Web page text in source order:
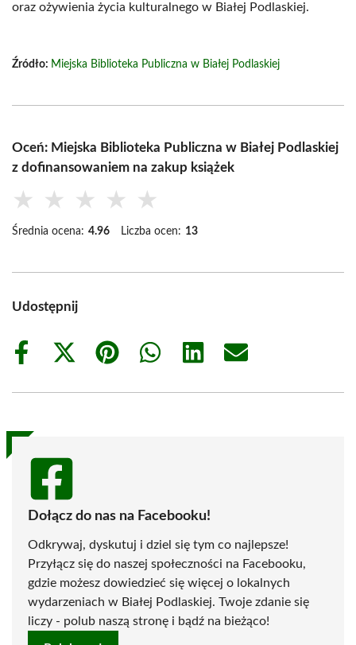
oraz ożywienia życia kulturalnego w Białej Podlaskiej.
Źródło: Miejska Biblioteka Publiczna w Białej Podlaskiej
Oceń: Miejska Biblioteka Publiczna w Białej Podlaskiej
z dofinansowaniem na zakup książek
★ ★ ★ ★ ★
Średnia ocena: 4.96 Liczba ocen: 13
Udostępnij
Share
Share
(Twitter)
Share
Share
Share
Share
Dołącz do nas na Facebooku!
Odkrywaj, dyskutuj i dziel się tym co najlepsze!
Przyłącz się do naszej społeczności na Facebooku,
gdzie możesz dowiedzieć się więcej o lokalnych
wydarzeniach w Białej Podlaskiej. Twoje zdanie się
liczy - polub naszą stronę i bądź na bieżąco!